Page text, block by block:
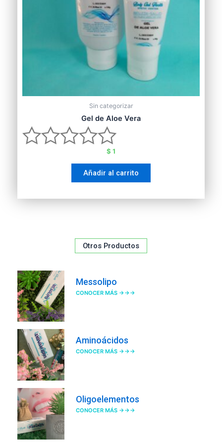
Sin categorizar
Gel de Aloe Vera
Valorado
0
$ 1
Añadir al carrito
Otros Productos
Messolipo
CONOCER MÁS →→→
Aminoácidos
CONOCER MÁS →→→
Oligoelementos
CONOCER MÁS →→→